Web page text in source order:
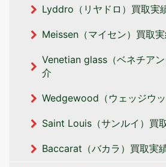
Lyddro（リヤドロ）買取実
Meissen（マイセン）買取
Venetian glass（ベネチア
介
Wedgewood（ウェッジウ
Saint Louis（サンルイ）買
Baccarat（バカラ）買取実